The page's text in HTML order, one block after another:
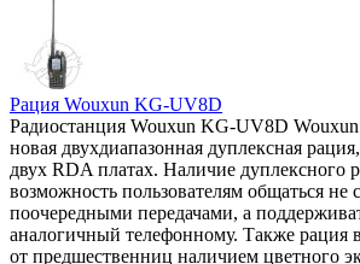
Рация Wouxun KG-UV8D
Радиостанция Wouxun KG-UV8D
новая двухдиапазонная дуплексная
двух RDA платах. Наличие дуплексного
возможность пользователям общаться не
поочередными передачами, а
аналогичный телефонному. Также рация
от предшественниц наличием цветного